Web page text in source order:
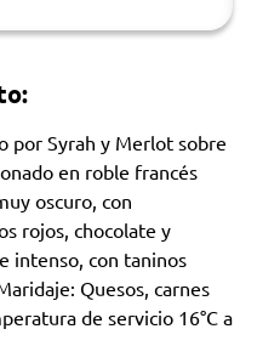
por Syrah y Merlot sobre
en roble francés
oscuro, con
rojos, chocolate y
intenso, con taninos
Quesos, carnes
de servicio 16°C a